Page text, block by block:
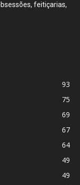
feitiçarias,
93
75
69
67
64
49
49